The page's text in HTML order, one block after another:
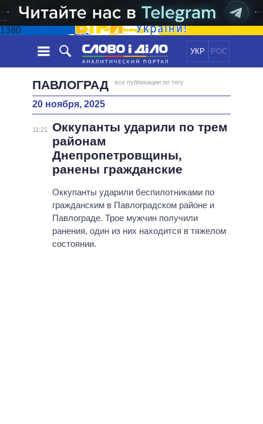
1380
УКР РОС
НОВОСТИ
ЛЕНТА
СОБЫТИЯ
СТАТЬИ
МНЕНИЯ
ОБЗОРЫ
ДАЙДЖЕСТЫ
ЭКОНОМИКА
МИР
ОБЕЩАНИЯ
ПОЛИТИКИ
ВСЕ ПОЛИТИКИ
ПРЕЗИДЕНТ И ОФИС
ВЕРХОВНАЯ РАДА
КАБИНЕТ МИНИСТРОВ
ГЛАВЫ ОБЛАДМИНИСТРАЦИЙ
МЭРЫ
ИНФОГРАФИКА
ВИДЕО
ПОДДЕРЖАТЬ
СРАВНЕНИЕ ПОЛИТИКОВ
ПАВЛОГРАД все публикации по тегу
20 ноября, 2025
11:21
Оккупанты ударили по трем
районам
Днепропетровщины,
ранены гражданские
Оккупанты ударили беспилотниками по
гражданским в Павлоградском районе и
Павлограде. Трое мужчин получили
ранения, один из них находится в тяжелом
состоянии.